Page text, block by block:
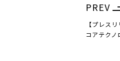
PREV
【プレス
コアテク